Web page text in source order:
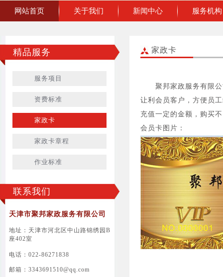
网站首页 关于我们 新闻中心 服务机构
精品服务
服务项目
资费标准
家政卡
家政卡章程
作业标准
联系我们
天津市聚邦家政服务有限公司
地址：天津市河北区中山路锦绣园B
座402室
电话：022-86271838
邮箱：3343691510@qq.com
家政卡
聚邦家政服务有限公
让利会员客户，方便员
充值一定的金额，购买
会员卡图片：